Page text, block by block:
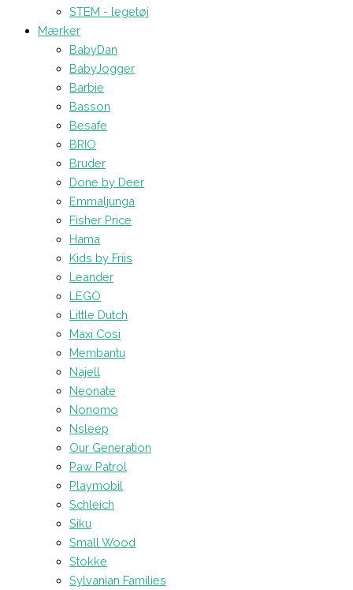
STEM - legetøj
Mærker
BabyDan
BabyJogger
Barbie
Basson
Besafe
BRIO
Bruder
Done by Deer
Emmaljunga
Fisher Price
Hama
Kids by Friis
Leander
LEGO
Little Dutch
Maxi Cosi
Membantu
Najell
Neonate
Nonomo
Nsleep
Our Generation
Paw Patrol
Playmobil
Schleich
Siku
Small Wood
Stokke
Sylvanian Families